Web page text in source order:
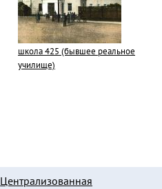
школа 425 (бывшее реальное
училище)
Централизованная